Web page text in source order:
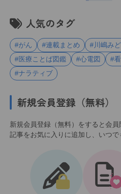
人気のタグ
#がん #連載まとめ #川嶋み
#医療ことば図鑑
#心電図 #
#ナラティブ
新規会員登録（無料）
新規会員登録（無料）をすると会員
記事をお気に入りに追加し、いつで